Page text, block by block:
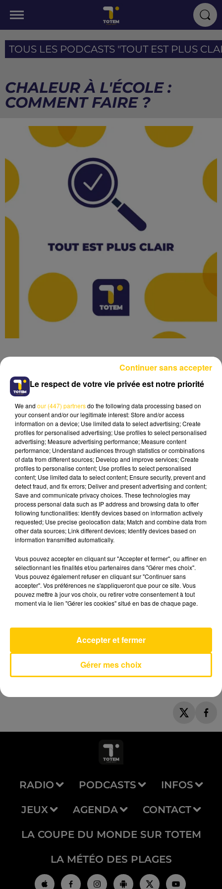
TOUS LES PODCASTS "TOUT EST PLUS
CHALEUR À L'ÉCOLE :
COMMENT FAIRE ?
22 juin 2026 - 1 min 49 sec
CHALEUR À L'ÉCOLE : COMMENT FAIRE
?
L'éclairage de Dominique Bahl sur un sujet qui
fait l'actualité et qui résonne avec le quotidien
de nos territoires
MYLENE FARMER
RADIO PODCASTS INFOS
JEUX AGENDA CONTACT
LA COUPE DU MONDE SUR TOTEM
LA MÉTÉO DES PLAGES
Le respect de votre vie privée est notre priorité
We and our (447) partnersdo the following data processing based on
your consent and/or our legitimate interest: Store and/or access
information on a device; Use limited data to select advertising; Create
profiles for personalised advertising; Use profiles to select personalised
advertising; Measure advertising performance; Measure content
performance; Understand audiences through statistics or combinations
of data from different sources; Develop and improve services; Create
profiles to personalise content; Use profiles to select personalised
content; Use limited data to select content; Ensure security, prevent and
detect fraud, and fix errors; Deliver and present advertising and content;
Save and communicate privacy choices. These technologies may
process personal data such as IP address and browsing data to offer
following functionalities: Identify devices based on information actively
requested; Use precise geolocation data; Match and combine data from
other data sources; Link different devices; Identify devices based on
information transmitted automatically.
Vous pouvez accepter en cliquant sur "Accepter et fermer", ou affiner en
sélectionnant les finalités et/ou partenaires dans "Gérer mes choix".
Vous pouvez également refuser en cliquant sur "Continuer sans
accepter". Vos préférences ne s'appliqueront que pour ce site. Vous
pouvez mettre à jour vos choix, ou retirer votre consentement à tout
moment via le lien "Gérer les cookies" situé en bas de chaque page.
Gérer mes choix
Accepter et fermer
Continuer sans accepter